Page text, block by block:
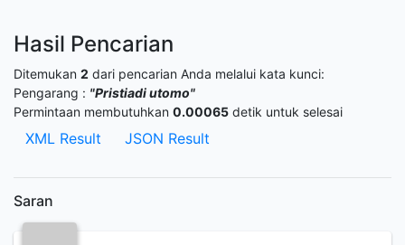
Hasil Pencarian
Ditemukan 2 dari pencarian Anda melalui kata kunci:
Pengarang : "Pristiadi utomo"
Permintaan membutuhkan 0.00065 detik untuk selesai
XML Result JSON Result
Saran